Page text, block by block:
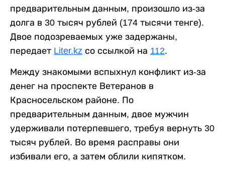
предварительным данным, произошло из-за
долга в 30 тысяч рублей (174 тысячи тенге).
Двое подозреваемых уже задержаны,
передает Liter.kz со ссылкой на 112.
Между знакомыми вспыхнул конфликт из-за
денег на проспекте Ветеранов в
Красносельском районе. По
предварительным данным, двое мужчин
удерживали потерпевшего, требуя вернуть 30
тысяч рублей. Во время расправы они
избивали его, а затем облили кипятком.